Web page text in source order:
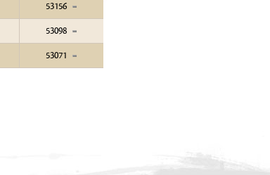
53156
53098
53071